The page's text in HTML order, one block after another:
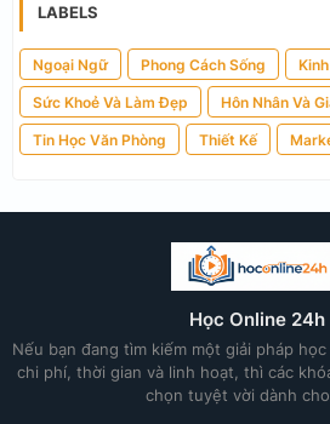
LABELS
Ngoại Ngữ Phong Cách Sống
Sức Khoẻ Và Làm Đẹp Hôn Nhân Và
Tin Học Văn Phòng Thiết Kế
Học Online 24h
Nếu bạn đang tìm kiếm một giải pháp
chi phí, thời gian và linh hoạt, thì các
chọn tuyệt vời dành